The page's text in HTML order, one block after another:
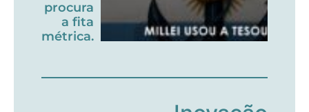
procura
a fita
métrica.